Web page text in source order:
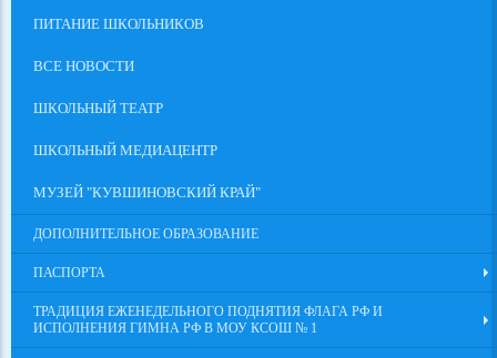
ПИТАНИЕ ШКОЛЬНИКОВ
ВСЕ НОВОСТИ
ШКОЛЬНЫЙ ТЕАТР
ШКОЛЬНЫЙ МЕДИАЦЕНТР
МУЗЕЙ "КУВШИНОВСКИЙ КРАЙ"
ДОПОЛНИТЕЛЬНОЕ ОБРАЗОВАНИЕ
ПАСПОРТА
ТРАДИЦИЯ ЕЖЕНЕДЕЛЬНОГО ПОДНЯТИЯ ФЛАГА РФ И
ИСПОЛНЕНИЯ ГИМНА РФ В МОУ КСОШ № 1